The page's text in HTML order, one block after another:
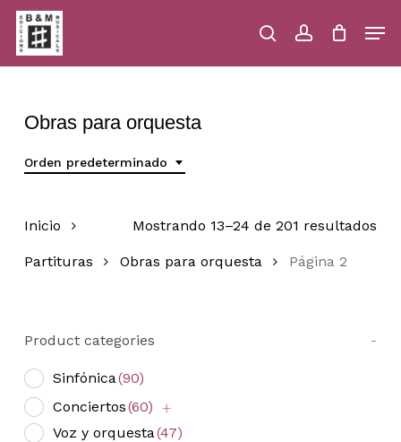
Skip
main
content
searchaccount
Close
Obras para orquesta
Orden predeterminado
Mostrando 13–24 de 201 resultados
Inicio
Partituras Obras para orquesta Página 2
Product categories -
Sinfónica(90)
Conciertos(60)
Voz y orquesta(47)
Menu